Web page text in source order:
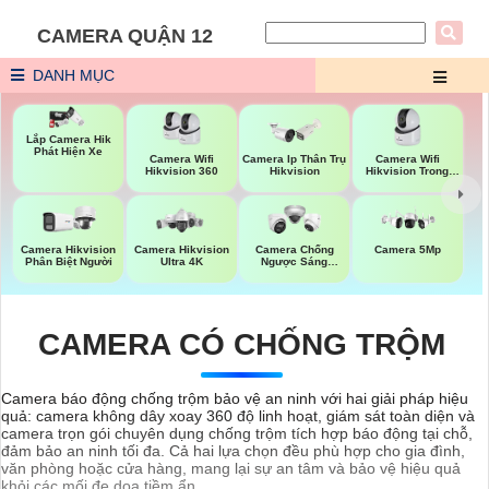
CAMERA QUẬN 12
DANH MỤC
Lắp Camera Hik
Phát Hiện Xe
Camera Wifi
Hikvision 360
Camera Ip Thân Trụ
Hikvision
Camera Wifi
Hikvision Trong
Camera Hikvision
Phân Biệt Người
Camera Hikvision
Ultra 4K
Camera Chống
Ngược Sáng
Camera 5Mp
CAMERA CÓ CHỐNG TRỘM
Camera báo động chống trộm bảo vệ an ninh với hai giải pháp hiệu
quả: camera không dây xoay 360 độ linh hoạt, giám sát toàn diện và
camera trọn gói chuyên dụng chống trộm tích hợp báo động tại chỗ,
đảm bảo an ninh tối đa. Cả hai lựa chọn đều phù hợp cho gia đình,
văn phòng hoặc cửa hàng, mang lại sự an tâm và bảo vệ hiệu quả